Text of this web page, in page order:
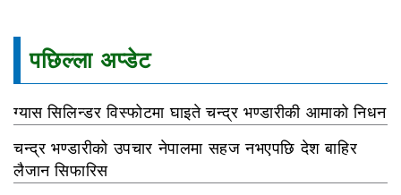
पछिल्ला अप्डेट
ग्यास सिलिन्डर विस्फोटमा घाइते चन्द्र भण्डारीकी आमाको निधन
चन्द्र भण्डारीको उपचार नेपालमा सहज नभएपछि देश बाहिर
लैजान सिफारिस